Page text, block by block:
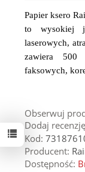
Papier ksero
to wysokiej
laserowych,
zawiera 500
faksowych,
Obserwuj
Dodaj
Kod:
Producent:
Dostępność: